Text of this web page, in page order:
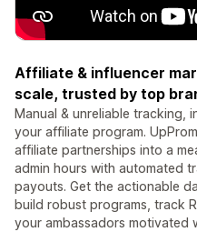
Affiliate & influencer
scale, trusted by top
Manual & unreliable tracking,
your affiliate program.
affiliate partnerships into a
admin hours with automated
payouts. Get the actionable
build robust programs, track
your ambassadors motivated